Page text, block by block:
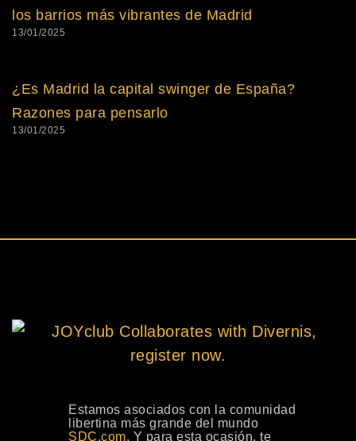
los barrios más vibrantes de Madrid
13/01/2025
¿Es Madrid la capital swinger de España?
Razones para pensarlo
13/01/2025
Estamos asociados con la comunidad
libertina más grande del mundo
SDC.com, Y para esta ocasión, te